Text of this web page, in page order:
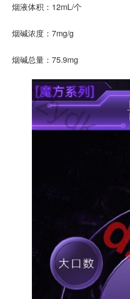
烟液体积：12mL/个
烟碱浓度：7mg/g
烟碱总量：75.9mg